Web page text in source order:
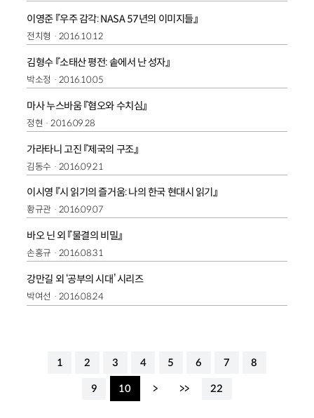
이영준 『우주 감각: NASA 57년의 이미지들』
전치형 2016.10.12
김형수 『소태산 평전: 솥에서 난 성자』
박소정 2016.10.05
마사 누스바움 『혐오와 수치심』
정현 2016.09.28
가라타니 고진 『제국의 구조』
김동수 2016.09.21
이시영 『시 읽기의 즐거움: 나의 한국 현대시 읽기』
황규관 2016.09.07
바오 닌 외 『물결의 비밀』
손홍규 2016.08.31
강만길 외 ‘공부의 시대’ 시리즈
박여선 2016.08.24
1 2 3 4 5 6 7 8
9 10 > >> 22